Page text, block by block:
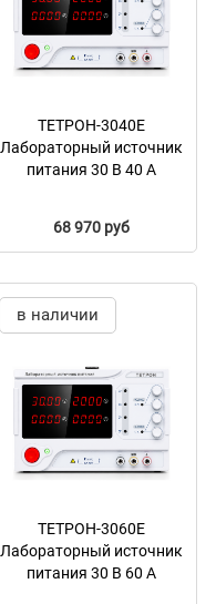
ТЕТРОН-3040Е
Лабораторный источник
питания 30 В 40 А
68 970 руб
в наличии
ТЕТРОН-3060Е
Лабораторный источник
питания 30 В 60 А